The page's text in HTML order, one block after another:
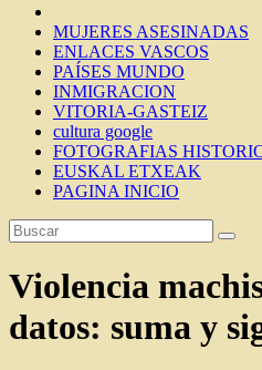
MUJERES ASESINADAS
ENLACES VASCOS
PAÍSES MUNDO
INMIGRACION
VITORIA-GASTEIZ
cultura google
FOTOGRAFIAS
EUSKAL ETXEAK
PAGINA INICIO
Violencia
datos: suma y